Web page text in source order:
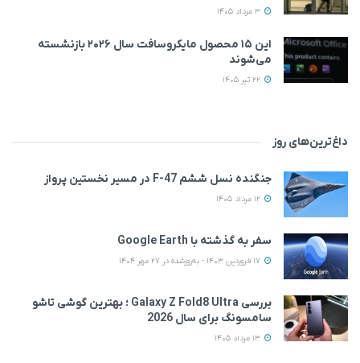
این ۱۵ محصول مایکروسافت سال ۲۰۲۶ بازنشسته
می‌شوند
داغ‌ترین‌های روز
جنگنده نسل ششم F-47 در مسیر نخستین پرواز
سفر به گذشته با Google Earth
بررسی Galaxy Z Fold8 Ultra ؛ بهترین گوشی تاشو
سامسونگ برای سال 2026